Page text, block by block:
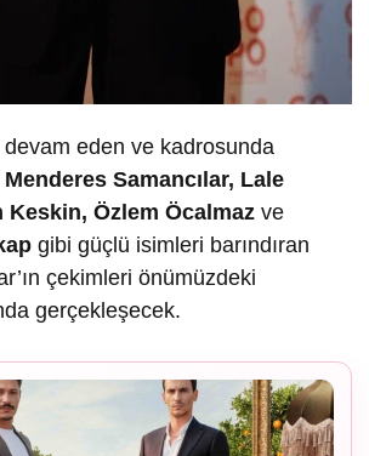
devam eden ve kadrosunda
Samancılar, Lale
Keskin, Özlem Öcalmaz ve
gibi güçlü isimleri barındıran
çekimleri önümüzdeki
gerçekleşecek.